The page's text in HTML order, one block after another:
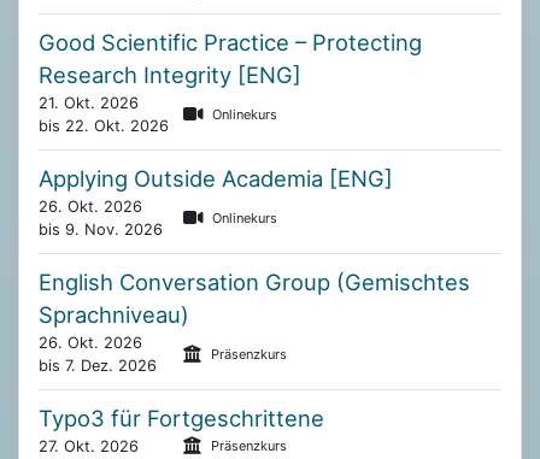
Good Scientific Practice – Protecting
Research Integrity [ENG]
21. Okt. 2026
bis 22. Okt. 2026
Onlinekurs
Applying Outside Academia [ENG]
26. Okt. 2026
bis 9. Nov. 2026
Onlinekurs
English Conversation Group (Gemischtes
Sprachniveau)
26. Okt. 2026
bis 7. Dez. 2026
Präsenzkurs
Typo3 für Fortgeschrittene
27. Okt. 2026 Präsenzkurs